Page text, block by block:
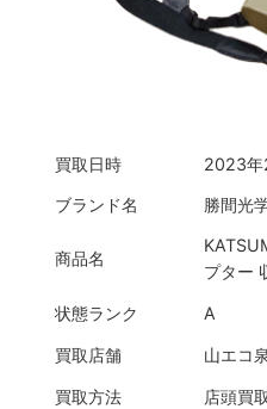
買取日時
2023年
ブランド名
勝間光
商品名
プター
状態ランク A
買取店舗 山エコ
買取方法 店頭買取